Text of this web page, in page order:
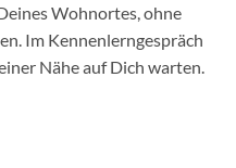
Wohnortes, ohne
Im Kennenlerngespräch
Nähe auf Dich warten.